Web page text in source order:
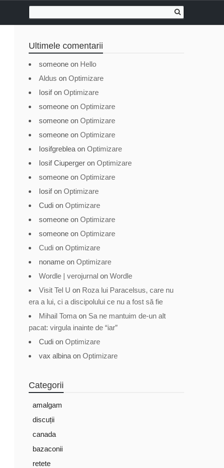
Ultimele comentarii
someone on Hello
Aldus on Optimizare
Iosifon Optimizare
someone on Optimizare
someone on Optimizare
someone on Optimizare
Iosifgreblea on Optimizare
Iosif Ciuperger on Optimizare
someone on Optimizare
Iosifon Optimizare
Cudi on Optimizare
someone on Optimizare
someone on Optimizare
Cudi on Optimizare
noname on Optimizare
Wordle | verojurnal on Wordle
Visit Tel U on Roza lui Paracelsus, care nu
era a lui, ci a discipolului ce nu a fost să fie
Mihail Toma on Sa ne mantuim de-un alt
pacat: virgula inainte de “iar”
Cudi on Optimizare
vax albina on Optimizare
Categorii
amalgam
discuții
canada
bazaconii
retete